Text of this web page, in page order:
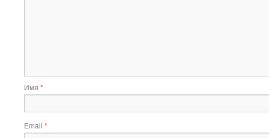
Имя *
Email *